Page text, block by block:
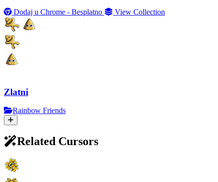
Dodaj u Chrome - Besplatno
View Collection
Zlatni
Rainbow Friends
Related Cursors